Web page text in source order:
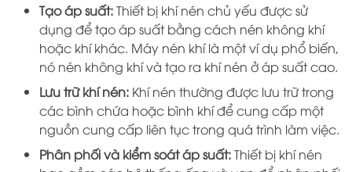
Tạo áp suất:Thiết bị khí nén chủ yếu được sử
dụng để tạo áp suất bằng cách nén không khí
hoặc khí khác. Máy nén khí là một ví dụ phổ biến,
nó nén không khí và tạo ra khí nén ở áp suất cao.
Lưu trữ khí nén: Khí nén thường được lưu trữ trong
các bình chứa hoặc bình khí để cung cấp một
nguồn cung cấp liên tục trong quá trình làm việc.
Phân phối và kiểm soát áp suất:Thiết bị khí nén